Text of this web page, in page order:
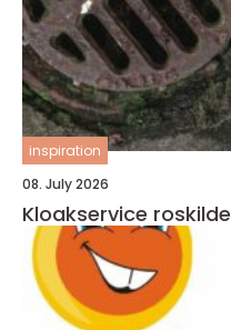
inspiration
08. July 2026
Kloakservice roskilde